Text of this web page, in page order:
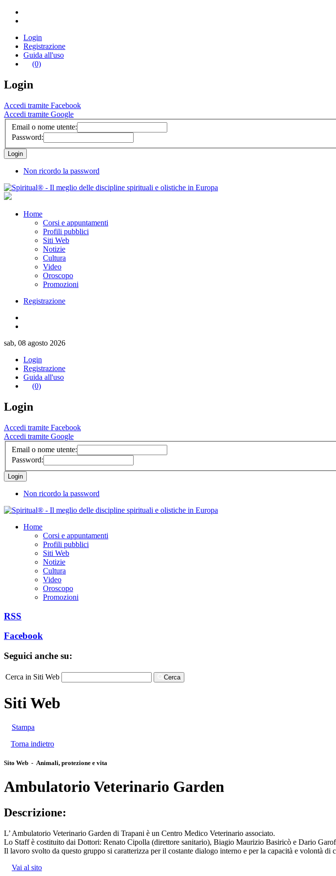
Login
Registrazione
Guida all'uso
(0)
Login
Accedi tramite Facebook
Accedi tramite Google
Email o nome utente:
Password:
Non ricordo la password
Home
Corsi e appuntamenti
Profili pubblici
Siti Web
Notizie
Cultura
Video
Oroscopo
Promozioni
Registrazione
sab, 08 agosto 2026
Login
Registrazione
Guida all'uso
(0)
Login
Accedi tramite Facebook
Accedi tramite Google
Email o nome utente:
Password:
Non ricordo la password
Home
Corsi e appuntamenti
Profili pubblici
Siti Web
Notizie
Cultura
Video
Oroscopo
Promozioni
RSS
Facebook
Seguici anche su:
Cerca in Siti Web Cerca
Siti Web
Stampa
Torna indietro
Sito Web - Animali, protezione e vita
Ambulatorio Veterinario Garden
Descrizione:
L’ Ambulatorio Veterinario Garden di Trapani è un Centro Medico Veterinario associato.
Lo Staff è costituito dai Dottori: Renato Cipolla (direttore sanitario), Biagio Maurizio Basiricò e Dario
Il lavoro svolto da questo gruppo si caratterizza per il costante dialogo interno e per la capacità e volontà
Vai al sito